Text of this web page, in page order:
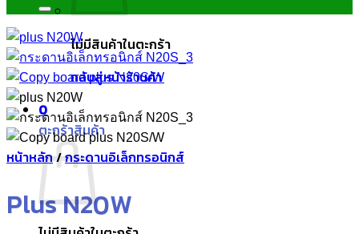
ไม่มีสินค้าในตะกร้า
กลับสู่หน้าร้านค้า
0
ตะกร้าสินค้า
หน้าหลัก/กระดานอิเล็กทรอนิกส์
Plus N20W